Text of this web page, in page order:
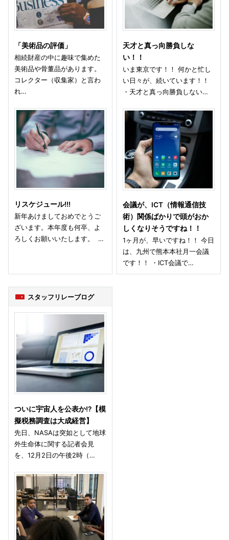
「美術品の評価」
相続財産の中に趣味で集めた
美術品や骨董品があります。
コレクター（収集家）と言わ
れ…
リスケジュール!!!
新年あけましておめでとうご
ざいます。本年度も何卒、よ
ろしくお願いいたします。 …
天才と真っ向勝負しな
い！！
いま東京です！！ 何かと忙し
い日々が、続いています！！
・天才と真っ向勝負しない…
会議が、ICT（情報通信技
術）関係ばかりで頭がおか
しくなりそうですね！！
1ヶ月が、早いですね！！ 今日
は、九州で熊本本社月一会議
です！！ ・ICT会議で…
スタッフリレーブログ
ついに宇宙人を公表か!?【模
擬税務調査は大成経営】
先日、NASAは突如として地球
外生命体に関する記者会見
を、12月2日の午後2時（…